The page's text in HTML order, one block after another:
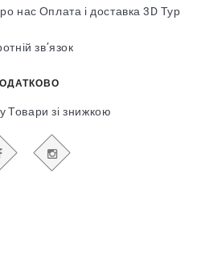
нас Оплата і доставка 3D Тур
зв’язок
Товари зі знижкою